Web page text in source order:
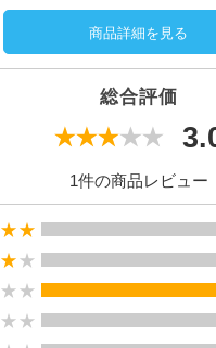
商品詳細を見る
総合評価
1件の商品レビュー